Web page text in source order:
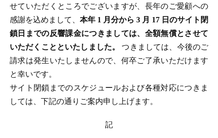
せていただくところでございますが、長年のご愛顧への
感謝を込めまして、 本年 1 月分から 3 月 17 日のサイト閉
鎖日までの反響課金につきましては、全額無償とさせて
いただくことといたしました。つきましては、今後のご
請求は発生いたしませんので、何卒ご了承いただけます
と幸いです。
サイト閉鎖までのスケジュールおよび各種対応につきま
しては、下記の通りご案内申し上げます。
記